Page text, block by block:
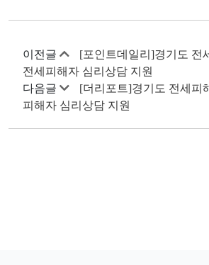
이전글
[포인트데일리]경기도 전
전세피해자 심리상담 지원
다음글
[더리포트]경기도 전세피
피해자 심리상담 지원